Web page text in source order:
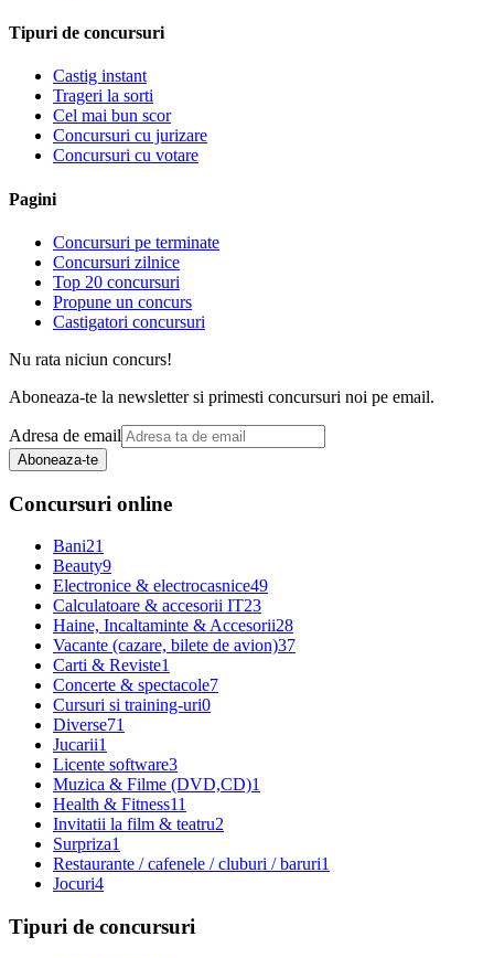
Tipuri de concursuri
Castig instant
Trageri la sorti
Cel mai bun scor
Concursuri cu jurizare
Concursuri cu votare
Pagini
Concursuri pe terminate
Concursuri zilnice
Top 20 concursuri
Propune un concurs
Castigatori concursuri
Nu rata niciun concurs!
Aboneaza-te la newsletter si primesti concursuri noi pe email.
Adresa de email
Aboneaza-te
Concursuri online
Bani21
Beauty9
Electronice & electrocasnice49
Calculatoare & accesorii IT23
Haine, Incaltaminte & Accesorii28
Vacante (cazare, bilete de avion)37
Carti & Reviste1
Concerte & spectacole7
Cursuri si training-uri0
Diverse71
Jucarii1
Licente software3
Muzica & Filme (DVD,CD)1
Health & Fitness11
Invitatii la film & teatru2
Surpriza1
Restaurante / cafenele / cluburi / baruri1
Jocuri4
Tipuri de concursuri